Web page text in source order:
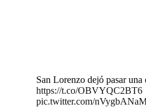
San Lorenzo dejó pasar una
https://t.co/OBVYQC2BT6
pic.twitter.com/